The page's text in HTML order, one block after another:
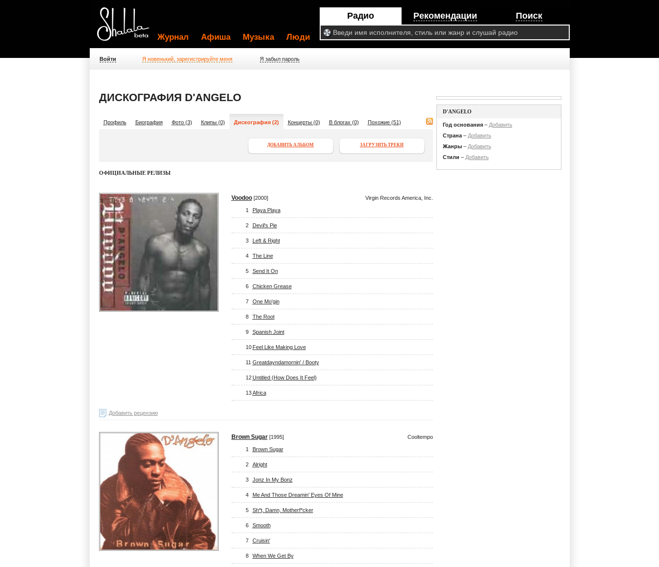
Радио Рекомендации Поиск
Журнал Афиша Музыка Люди
Войти Я новенький, зарегистрируйте меня Я забыл пароль
ДИСКОГРАФИЯ D'ANGELO
Профиль Биография Фото (3) Клипы (0) Дискография (2) Концерты (0) В блогах (0) Похожие (51)
ЗАГРУЗИТЬ ТРЕКИ
ДОБАВИТЬ АЛЬБОМ
ОФИЦИАЛЬНЫЕ РЕЛИЗЫ
Voodoo[2000] Virgin Records America, Inc.
1 Playa Playa
2 Devil's Pie
3 Left & Right
4 The Line
5 Send It On
6 Chicken Grease
7 One Mo'gin
8 The Root
9 Spanish Joint
10 Feel Like Making Love
11 Greatdayndamornin' / Booty
12 Untitled (How Does It Feel)
13 Africa
Добавить рецензию
Brown Sugar[1995] Cooltempo
1 Brown Sugar
2 Alright
3 Jonz In My Bonz
4 Me And Those Dreamin' Eyes Of Mine
5 Sh*t, Damn, Motherf*cker
6 Smooth
7 Cruisin'
8 When We Get By
D'ANGELO
Год основания– Добавить
Страна– Добавить
Жанры– Добавить
Стили – Добавить